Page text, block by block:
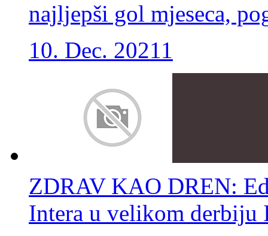
najljepši gol mjeseca,
10. Dec. 20211
ZDRAV KAO DREN:
Intera u velikom